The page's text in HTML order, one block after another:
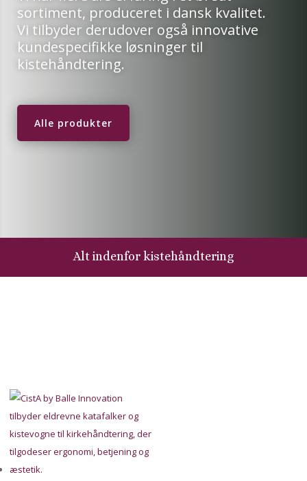
sortiment, produceret i dansk kvalitet.
Vi tilbyder derudover også innovative
kundespecifikke løsninger til
kistehåndtering.
Alle produkter
Alt indenfor kistehåndtering